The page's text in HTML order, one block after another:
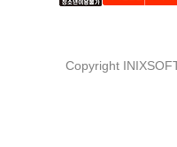
Copyright